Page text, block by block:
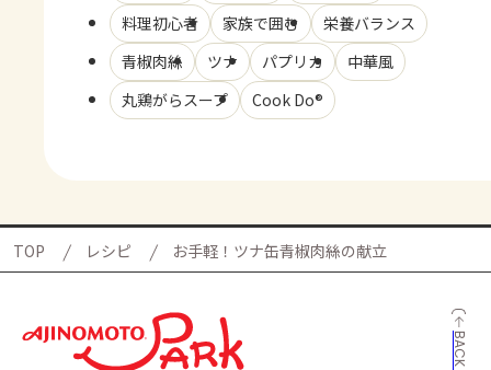
料理初心者
家族で囲む
栄養バランス
青椒肉絲
ツナ パプリカ
中華風
丸鶏がらスープ
Cook Do®
TOP レシピ お手軽！ツナ缶青椒肉絲の献立